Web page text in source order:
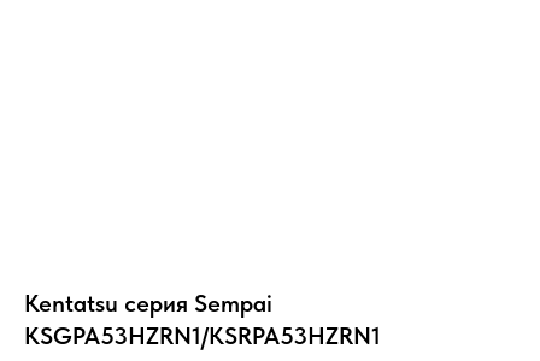
Kentatsu серия Sempai
KSGPA53HZRN1/KSRPA53HZRN1